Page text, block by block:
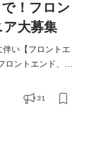
！フロン
ア大募集
い【フロントエ
かしつつ、新し
31